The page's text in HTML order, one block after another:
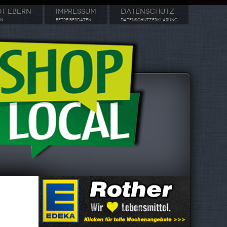
EBERN IMPRESSUM
BETREIBERDATEN
DATENSCHUTZ
DATENSCHUTZERKLÄRUNG